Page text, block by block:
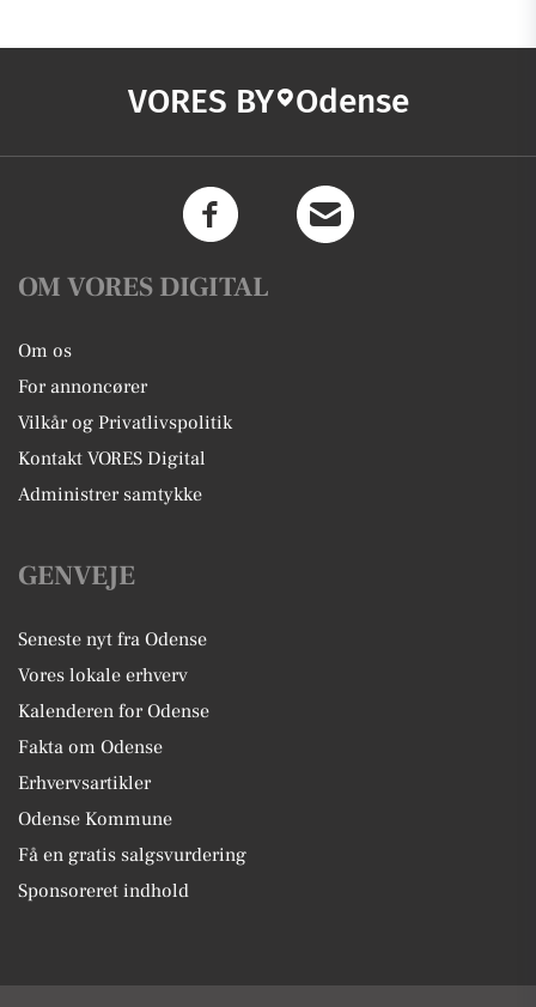
VORES BY Odense
OM VORES DIGITAL
Om os
For annoncører
Vilkår og Privatlivspolitik
Kontakt VORES Digital
Administrer samtykke
GENVEJE
Seneste nyt fra Odense
Vores lokale erhverv
Kalenderen for Odense
Fakta om Odense
Erhvervsartikler
Odense Kommune
Få en gratis salgsvurdering
Sponsoreret indhold